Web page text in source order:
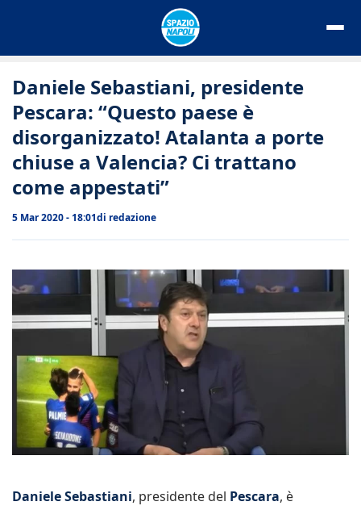
Daniele Sebastiani, presidente
Pescara: “Questo paese è
disorganizzato! Atalanta a porte
chiuse a Valencia? Ci trattano
come appestati”
5 Mar 2020 - 18:01di redazione
Daniele Sebastiani, presidente del Pescara, è